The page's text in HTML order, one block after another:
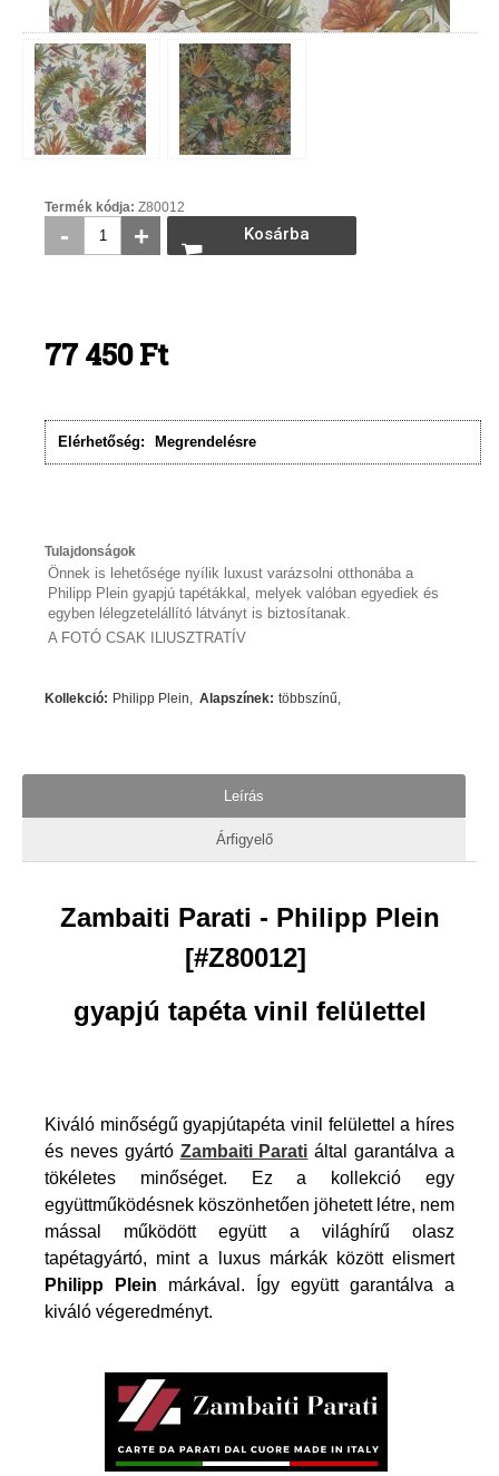
Termék kódja: Z80012
- +
Kosárba
77 450Ft
Elérhetőség: Megrendelésre
Tulajdonságok
Önnek is lehetősége nyílik luxust varázsolni otthonába a
Philipp Plein gyapjú tapétákkal, melyek valóban egyediek és
egyben lélegzetelállító látványt is biztosítanak.
A FOTÓ CSAK ILlUSZTRATÍV
Kollekció: Philipp Plein Alapszínek: többszínű
Leírás
Árfigyelő
Zambaiti Parati - Philipp Plein
[#Z80012]
gyapjú tapéta vinil felülettel
Kiváló minőségű gyapjútapéta vinil felülettel a híres
és neves gyártó Zambaiti Parati által garantálva a
tökéletes minőséget. Ez a kollekció egy
együttműködésnek köszönhetően jöhetett létre, nem
mással működött együtt a világhírű olasz
tapétagyártó, mint a luxus márkák között elismert
Philipp Plein márkával. Így együtt garantálva a
kiváló végeredményt.